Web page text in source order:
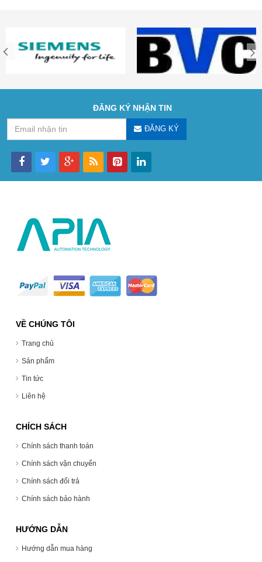
ĐĂNG KÝ NHẬN TIN
ĐĂNG KÝ
VỀ CHÚNG TÔI
Trang chủ
Sản phẩm
Tin tức
Liên hệ
CHÍCH SÁCH
Chính sách thanh toán
Chính sách vận chuyển
Chính sách đổi trả
Chính sách bảo hành
HƯỚNG DẪN
Hướng dẫn mua hàng